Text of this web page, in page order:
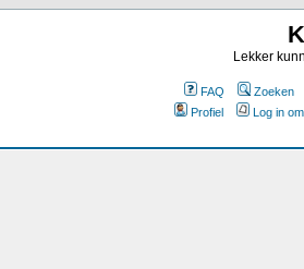
Lekker
FAQ
Zoeken
Profiel
Log in